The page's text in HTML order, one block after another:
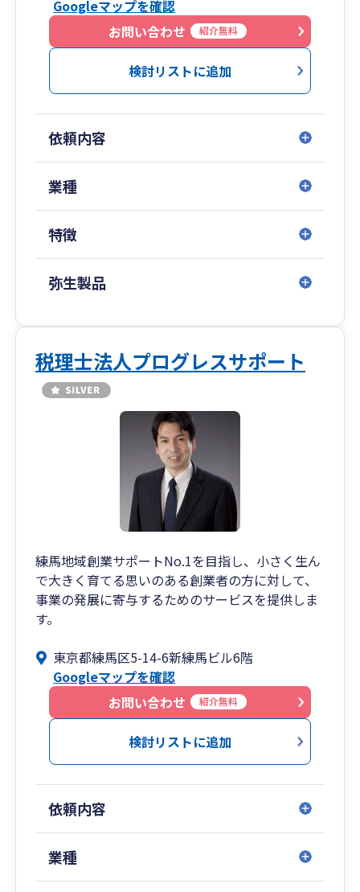
社以上の提携先と連携しております。
一般的な税理士では対応が難しい売上UP案、人材
紹介、経費削減、各種専門家&サービスの斡旋、
経営コンサルティングなど日々起こる経営のお困
り事に対してまとめて相談することが可能です。
削減にもご尽力いたします。
中小企業でも使える上記のサービスや補助金の提
案、導入補助など対応可能となります。
バイスが可能！
弊所代表は様々な団体の顧問を務めており、同時
に多くの情報や提携先を確保していることもあ
ていくであろうWEB3.0や仮想通貨、DAOなど新
しい時代の各種サービスの税務会計も、いち早く
情報を集めて対応しているためどこよりも正確で
お客様に合った税務会計を行うことが可能です。
初回相談無料となっておりますのでまずはお気軽
のご相談ください。
※問い合わせ多数のため状況によっては新規問い
合わせが難しい場合もございます。
ご容赦ください。
Googleマップを確認
お問い合わせ
紹介無料
検討リストに追加
依頼内容
業種
特徴
弥生製品
税理士法人プログレスサポート
練馬地域創業サポートNo.1を目指し、小さく生ん
で大きく育てる思いのある創業者の方に対して、
事業の発展に寄与するためのサービスを提供しま
す。
東京都練馬区5-14-6新練馬ビル6階
Googleマップを確認
お問い合わせ
紹介無料
検討リストに追加
依頼内容
業種